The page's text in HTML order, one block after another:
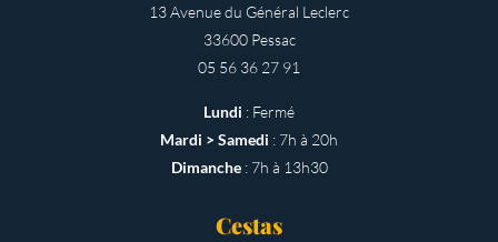
13 Avenue du Général Leclerc
33600 Pessac
05 56 36 27 91
Lundi : Fermé
Mardi > Samedi : 7h à 20h
Dimanche: 7h à 13h30
Cestas